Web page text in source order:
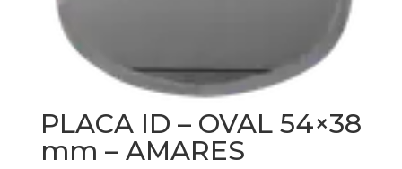
PLACA ID – OVAL 54×38
mm – AMARES